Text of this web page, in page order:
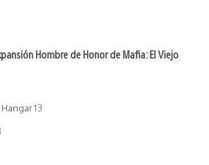
Hombre de Honor de Mafia: El Viejo
13